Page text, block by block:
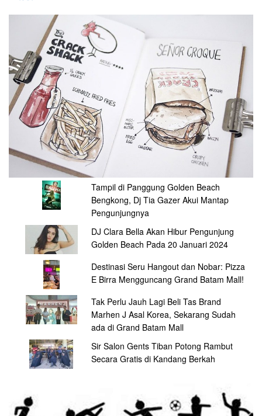
Tampil di Panggung Golden Beach
Bengkong, Dj Tia Gazer Akui Mantap
Pengunjungnya
DJ Clara Bella Akan Hibur Pengunjung
Golden Beach Pada 20 Januari 2024
Destinasi Seru Hangout dan Nobar: Pizza
E Birra Mengguncang Grand Batam Mall!
Tak Perlu Jauh Lagi Beli Tas Brand
Marhen J Asal Korea, Sekarang Sudah
ada di Grand Batam Mall
Sir Salon Gents Tiban Potong Rambut
Secara Gratis di Kandang Berkah